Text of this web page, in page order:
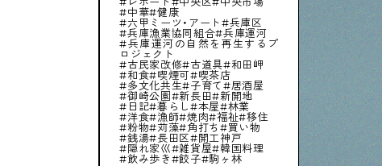
中華
健康
六甲ミーツ・アート
兵庫区
兵庫漁業協同組合
兵庫運河
兵庫運河の自然を再生するプ
ロジェクト
古民家改修
古道具
和田岬
和食
喫煙可
喫茶店
多文化共生
子育て
居酒屋
御崎公園
新長田
新開地
日記
暮らし 本屋
林業
洋食
漁師 焼肉 福祉
移住
粉物
苅藻 角打ち
買い物
銭湯
長田区
開工神戸
隠れ家巛
雑貨屋
韓国料理
飲み歩き
餃子 駒ヶ林